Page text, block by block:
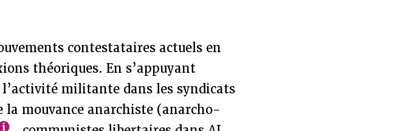
contestataires actuels en
théoriques. En s’appuyant
militante dans les syndicats
la mouvance anarchiste (anarcho-